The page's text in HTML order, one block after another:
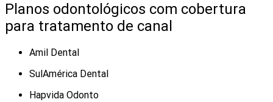
Planos odontológicos com cobertura
para tratamento de canal
Amil Dental
SulAmérica Dental
Hapvida Odonto